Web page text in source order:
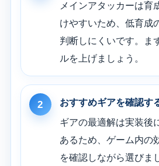
メインアタッカーは育
けやすいため、低育成
判断しにくいです。ま
ルを上げましょう。
2 おすすめギアを確認す
ギアの最適解は実装後
あるため、ゲーム内の
を確認しながら選びま